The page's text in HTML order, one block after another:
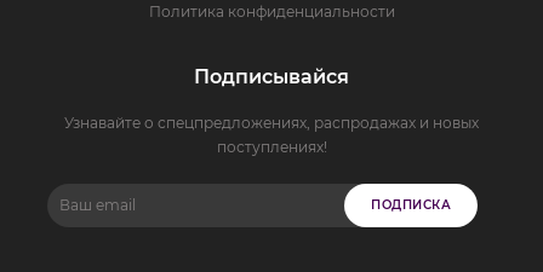
Политика конфиденциальности
Подписывайся
Узнавайте о спецпредложениях, распродажах и новых
поступлениях!
ПОДПИСКА